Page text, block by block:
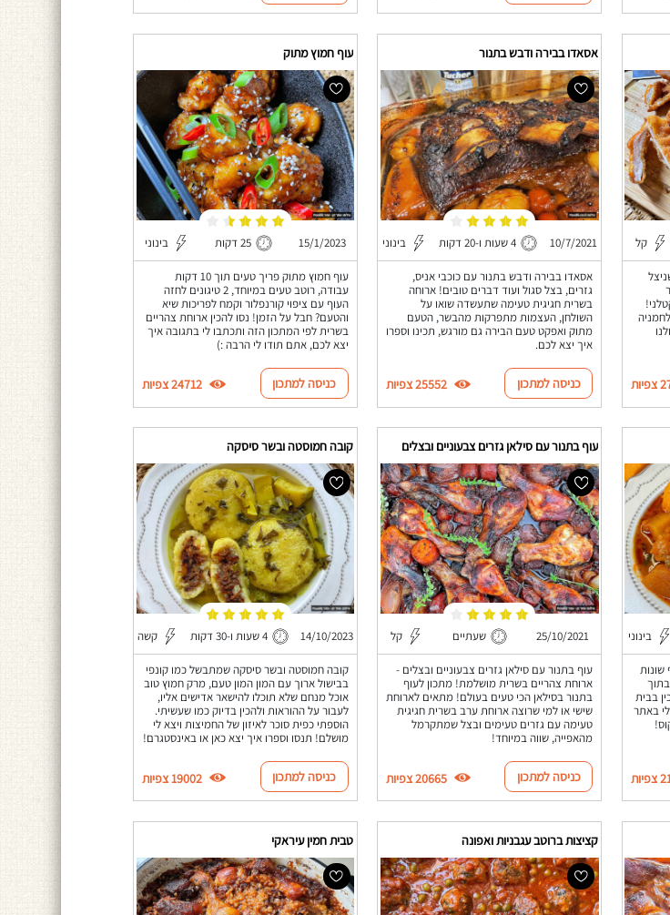
קל
אסאדו בבירה ודבש בתנור
10/7/2021 4 שעות ו-20 דקות בינוני
אסאדו בבירה ודבש בתנור עם כוכבי אניס,
גזרים, בצל סגול ועוד דברים טובים! ארוחה
בשרית חגיגית טעימה שתעשדה שואו על
השולחן, העצמות מתפרקות מהבשר, הטעם
מתוק ואפקט טעם הבירה גם מורגש, תכינו וספרו
איך יצא לכם.
כניסה למתכון 25552 צפיות
עוף חמוץ מתוק
15/1/2023 25 דקות בינוני
עוף חמוץ מתוק פריך טעים תוך 10 דקות
עבודה, רוטב טעים במיוחד, 2 טיגונים לחזה
העוף עם ציפוי קורנפלור וקמח לפריכות שיא
והטעם? חבל על הזמן! נסו להכין ארוחת צהריים
בשרית לפי המתכון הזה ותכתבו לי בתגובה איך
יצא לכם, אתם תודו לי הרבה :)
כניסה למתכון 24712 צפיות
בינוני
עיטוף שונות
בבית
באתר
עוף בתנור עם סילאן גזרים צבעוניים ובצלים
25/10/2021 שעתיים קל
עוף בתנור עם סילאן גזרים צבעוניים ובצלים -
ארוחת צהריים בשרית מושלמת! מתכון לעוף
בתנור בסילאן הכי טעים בעולם! מתאים לארוחת
שישי או למי שרוצה ארוחת ערב בשרית חגיגית
טעימה עם גזרים טעימים ובצל שמתקרמל
מהאפייה, שווה במיוחד!
כניסה למתכון 20665 צפיות
קובה חמוסטה ובשר סיסקה
14/10/2023 4 שעות ו-30 דקות קשה
קובה חמוסטה ובשר סיסקה שמתבשל כמו קונפי
בבישול ארוך עם המון המון טעם, מרק חמוץ טוב
אוכל מנחם שלא תוכלו להישאר אדישים אליו,
לעבור על ההוראות ולהכין בדיוק כמו שעשיתי.
הוספתי כפית סוכר לאיזון של החמיצות ויצא לי
מושלם! תנסו וספרו איך יצא כאן או באינסטגרם!
כניסה למתכון 19002 צפיות
קציצות ברוטב עגבניות ואפונה טבית חמין עיראקי